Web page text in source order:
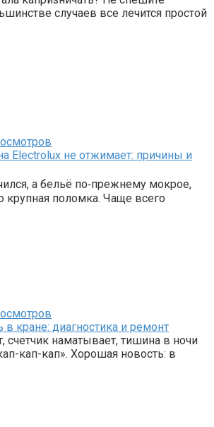
случаев все лечится простой
Electrolux не отжимает: причины и
а бельё по‑прежнему мокрое,
крупная поломка. Чаще всего
в кране: диагностика и ремонт
счетчик наматывает, тишина в ночи
кап-кап». Хорошая новость: в